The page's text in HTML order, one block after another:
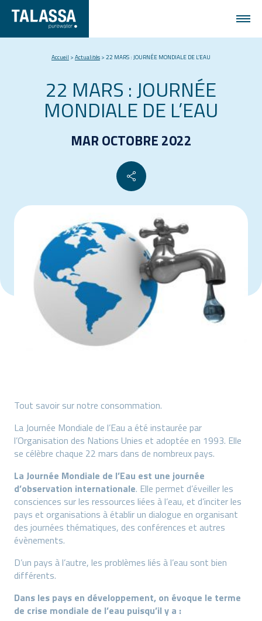
Accueil > Actualités > 22 MARS : JOURNÉE MONDIALE DE L’EAU
22 MARS : JOURNÉE
MONDIALE DE L’EAU
MAR OCTOBRE 2022
Tout savoir sur notre consommation.
La Journée Mondiale de l’Eau a été instaurée par
l’Organisation des Nations Unies et adoptée en 1993. Elle
se célèbre chaque 22 mars dans de nombreux pays.
La Journée Mondiale de l’Eau est une journée
d’observation internationale. Elle permet d’éveiller les
consciences sur les ressources liées à l’eau, et d’inciter les
pays et organisations à établir un dialogue en organisant
des journées thématiques, des conférences et autres
évènements.
D’un pays à l’autre, les problèmes liés à l’eau sont bien
différents.
Dans les pays en développement, on évoque le terme
de crise mondiale de l’eau puisqu’il y a :